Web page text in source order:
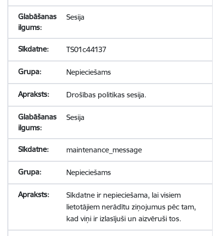
Sesija
TS01c44137
Nepieciešams
Drošības politikas sesija.
Sesija
maintenance_message
Nepieciešams
Sīkdatne ir nepieciešama, lai visiem
lietotājiem nerādītu ziņojumus pēc tam,
kad viņi ir izlasījuši un aizvēruši tos.